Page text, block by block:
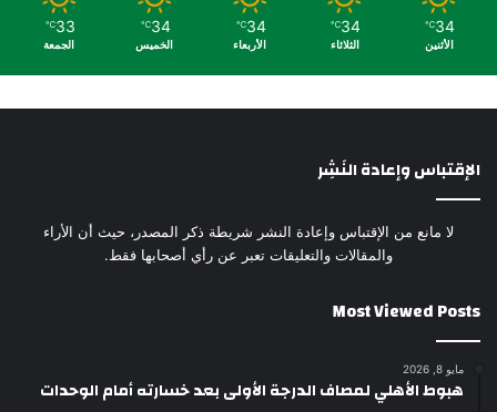
34
℃
الأثنين
34
℃
الثلاثاء
34
℃
الأربعاء
34
℃
الخميس
33
℃
الجمعة
الإقتباس وإعادة النَشِر
لا مانع من الإقتباس وإعادة النشر شريطة ذكر المصدر، حيث أن الأراء
والمقالات والتعليقات تعبر عن رأي أصحابها فقط.
Most Viewed Posts
مايو 8, 2026
هبوط الأهلي لمصاف الدرجة الأولى بعد خسارته أمام الوحدات